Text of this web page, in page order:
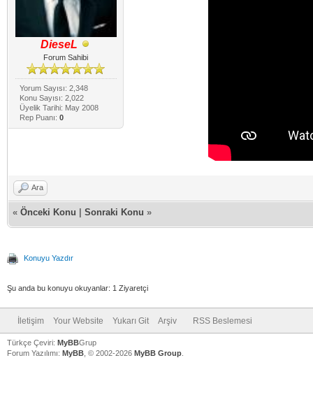
DieseL
Forum Sahibi
Yorum Sayısı: 2,348
Konu Sayısı: 2,022
Üyelik Tarihi: May 2008
Rep Puanı: 0
Ara
« Önceki Konu Sonraki Konu »
Konuyu Yazdır
Şu anda bu konuyu okuyanlar: 1 Ziyaretçi
İletişim Your Website Yukarı Git Arşiv RSS Beslemesi
Türkçe Çeviri: MyBBGrup
Forum Yazılımı: MyBB , © 2002-2026 MyBB Group